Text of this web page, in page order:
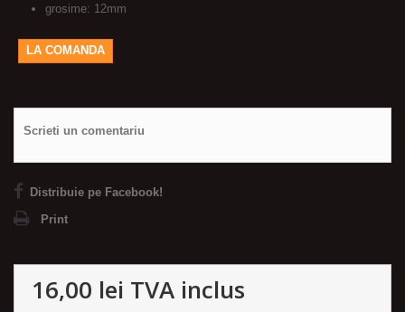
grosime: 12mm
LA COMANDA
Scrieti un comentariu
Distribuie pe Facebook!
Print
16,00 lei TVA inclus